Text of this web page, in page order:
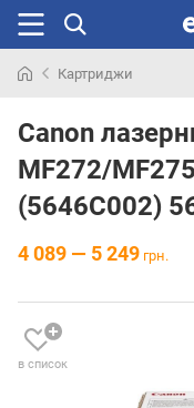
раньше
Картриджи
Canon
MF272/
(5646C002)
4 089 — 5 249 грн.
в список